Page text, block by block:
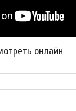
онлайн